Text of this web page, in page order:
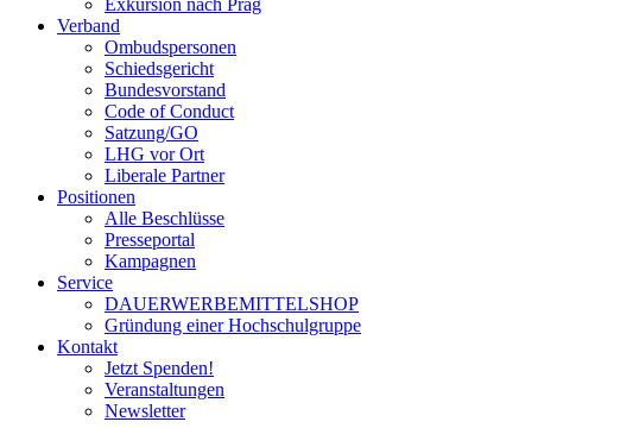
Verband
Ombudspersonen
Schiedsgericht
Bundesvorstand
Code of Conduct
Satzung/GO
LHG vor Ort
Liberale Partner
Positionen
Alle Beschlüsse
Presseportal
Kampagnen
Service
DAUERWERBEMITTELSHOP
Gründung einer Hochschulgruppe
Kontakt
Jetzt Spenden!
Veranstaltungen
Newsletter